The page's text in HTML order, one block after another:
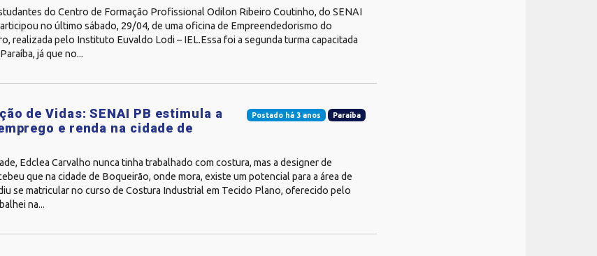
do Centro de Formação Profissional Odilon Ribeiro Coutinho, do SENAI
no último sábado, 29/04, de uma oficina de Empreendedorismo do
realizada pelo Instituto Euvaldo Lodi – IEL.Essa foi a segunda turma capacitada
já que no...
Postado há 3 anos Paraíba
de Vidas: SENAI PB estimula a
e renda na cidade de
Edclea Carvalho nunca tinha trabalhado com costura, mas a designer de
que na cidade de Boqueirão, onde mora, existe um potencial para a área de
se matricular no curso de Costura Industrial em Tecido Plano, oferecido pelo
na...